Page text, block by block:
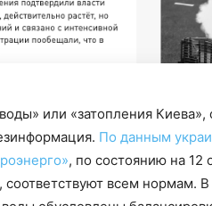
или «затопления Киева»,
По данным
, по состоянию на 12
всем нормам.